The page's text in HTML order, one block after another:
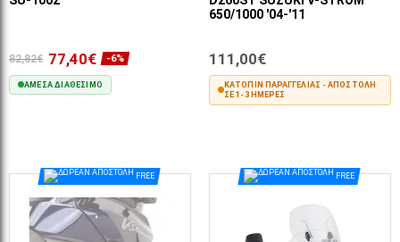
82,82€ 77,40€ -6%
ΆΜΕΣΑ ΔΙΑΘΈΣΙΜΟ
650/1000 '04-'11
111,00€
ΚΑΤΌΠΙΝ ΠΑΡΑΓΓΕΛΊΑΣ - ΑΠΟΣΤΟΛΉ
ΣΕ 1-3 ΗΜΈΡΕΣ
FREE FREE